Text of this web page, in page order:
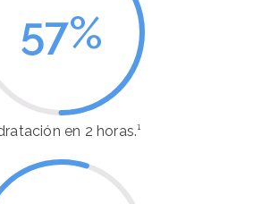
57%
en 2 horas.¹